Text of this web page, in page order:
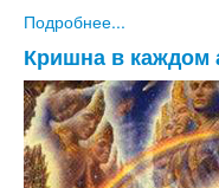
Подробнее...
Кришна в каждом